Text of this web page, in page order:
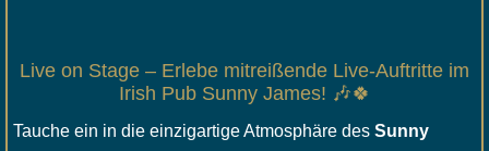
Live on Stage – Erlebe mitreißende Live-Auftritte im
Irish Pub Sunny James! 🎶🍀
Tauche ein in die einzigartige Atmosphäre des Sunny